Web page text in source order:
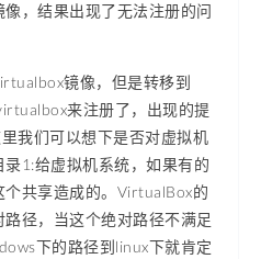
，结果出现了无法注册的问
镜像，但是转移到
来注册了，出现的提
我们可以想下是否对虚拟机
1:给虚拟机系统，如果有的
共享造成的。VirtualBox的
径，当这个绝对路径不满足
下的路径到linux下就肯定